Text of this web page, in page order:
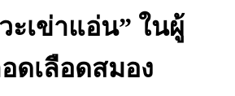
ะเข่าแอ่น” ในผู้
ดเลือดสมอง